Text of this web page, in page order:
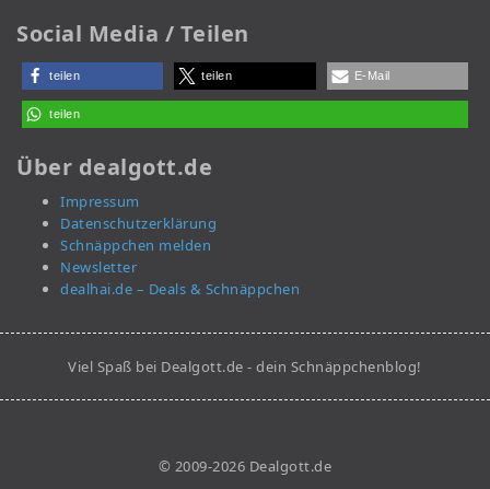
Social Media / Teilen
teilen teilen E-Mail
teilen
Über dealgott.de
Impressum
Datenschutzerklärung
Schnäppchen melden
Newsletter
dealhai.de – Deals & Schnäppchen
Viel Spaß bei Dealgott.de - dein Schnäppchenblog!
© 2009-2026 Dealgott.de